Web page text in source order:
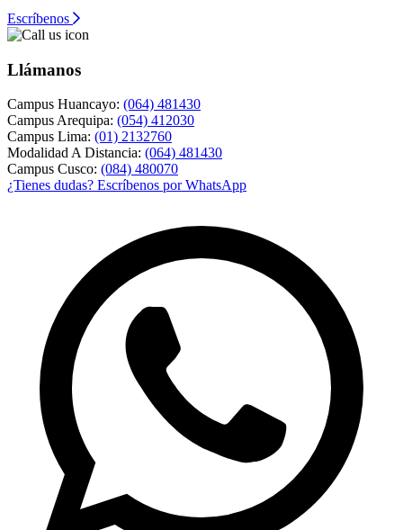
Escríbenos
Llámanos
Campus Huancayo: (064) 481430
Campus Arequipa: (054) 412030
Campus Lima: (01) 2132760
Modalidad A Distancia: (064) 481430
Campus Cusco: (084) 480070
¿Tienes dudas? Escríbenos por WhatsApp